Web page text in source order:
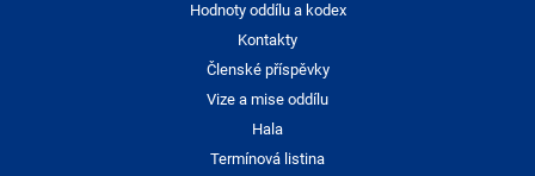
Hodnoty oddílu a kodex
Kontakty
Členské příspěvky
Vize a mise oddílu
Hala
Termínová listina